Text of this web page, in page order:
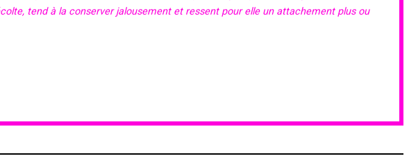
tend à la conserver jalousement et ressent pour elle un attachement plus ou